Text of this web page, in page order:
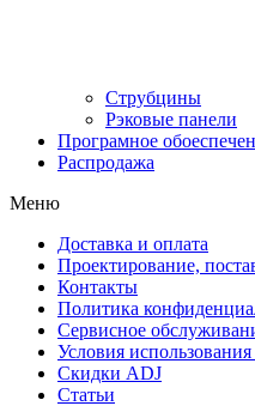
Струбцины
Рэковые панели
Програмное
Распродажа
Меню
Доставка и оплата
Проектирование,
Контакты
Политика
Сервисное
Условия
Скидки ADJ
Статьи